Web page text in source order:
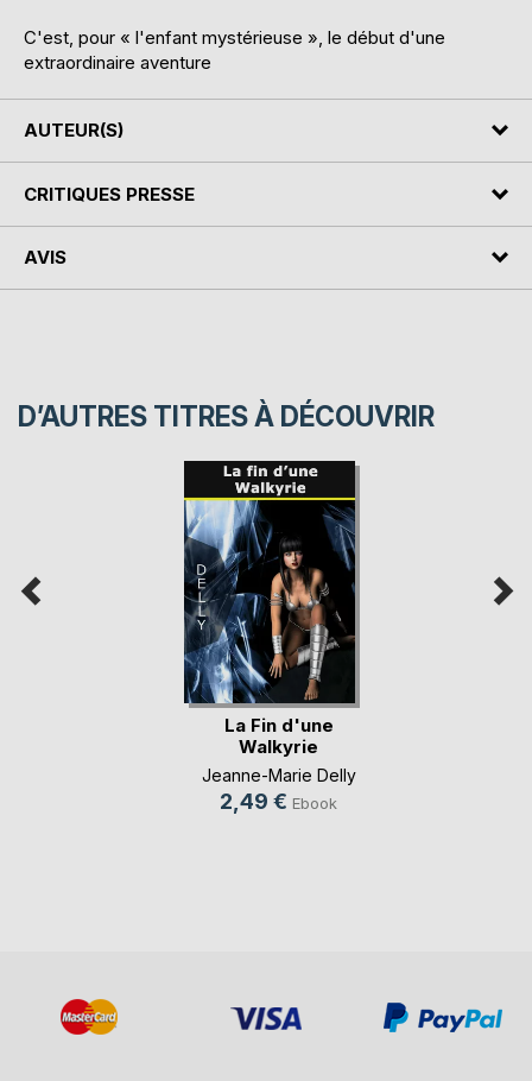
C'est, pour « l'enfant mystérieuse », le début d'une
extraordinaire aventure
AUTEUR(S)
CRITIQUES PRESSE
AVIS
D’AUTRES TITRES À DÉCOUVRIR
La Fin d'une
Walkyrie
Jeanne-Marie Delly
2,49 € Ebook